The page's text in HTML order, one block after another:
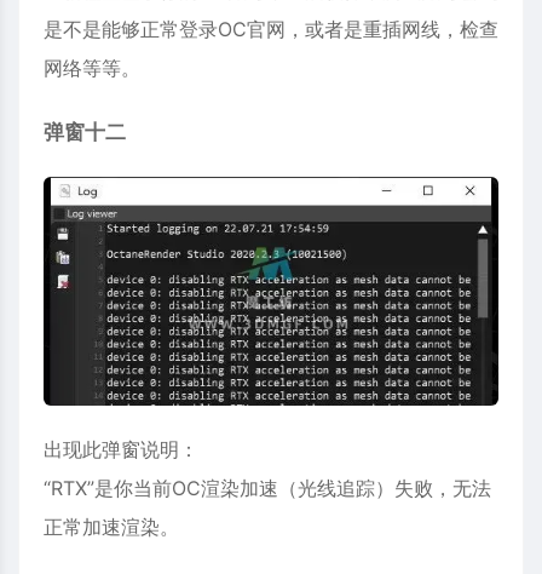
是不是能够正常登录OC官网，或者是重插网线，检查
网络等等。
弹窗十二
出现此弹窗说明：
“RTX”是你当前OC渲染加速（光线追踪）失败，无法
正常加速渲染。